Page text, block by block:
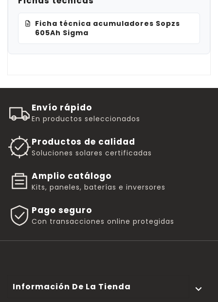
Ficha técnica acumuladores Sopzs
605Ah Sigma
Envío rápido
En productos seleccionados
Productos de calidad
Soluciones solares certificadas
Amplio catálogo
Kits, paneles, baterías e inversores
Pago seguro
Con transacciones online protegidas
Información De La Tienda 